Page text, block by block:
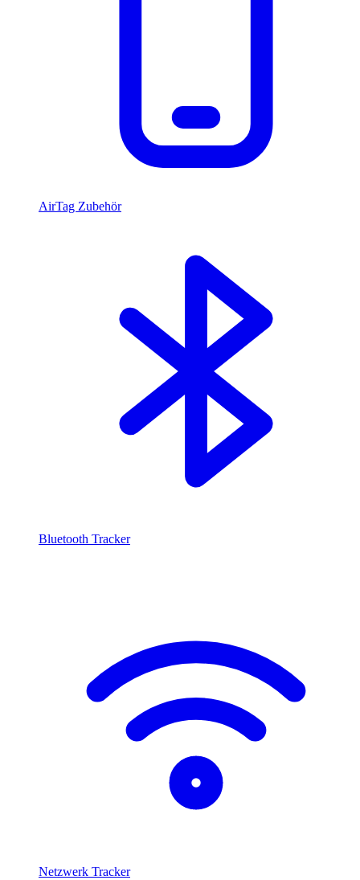
AirTag Zubehör
Bluetooth Tracker
Netzwerk Tracker